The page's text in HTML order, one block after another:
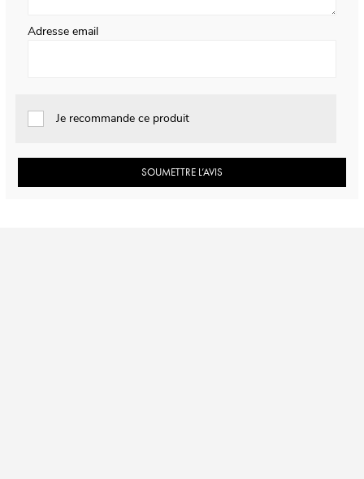
Adresse email
Je recommande ce produit
SOUMETTRE L’AVIS